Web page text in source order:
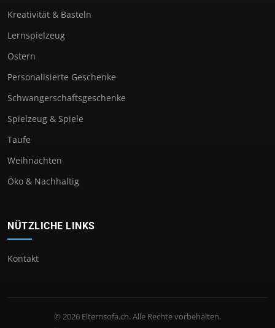
Kreativität & Basteln
Lernspielzeug
Ostern
Personalisierte Geschenke
Schwangerschaftsgeschenke
Spielzeug & Spiele
Taufe
Weihnachten
Öko & Nachhaltig
NÜTZLICHE LINKS
Kontakt
© 2026 Elternsofa.ch. Alle Rechte vorbehalten.